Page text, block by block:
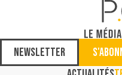
Newsletter